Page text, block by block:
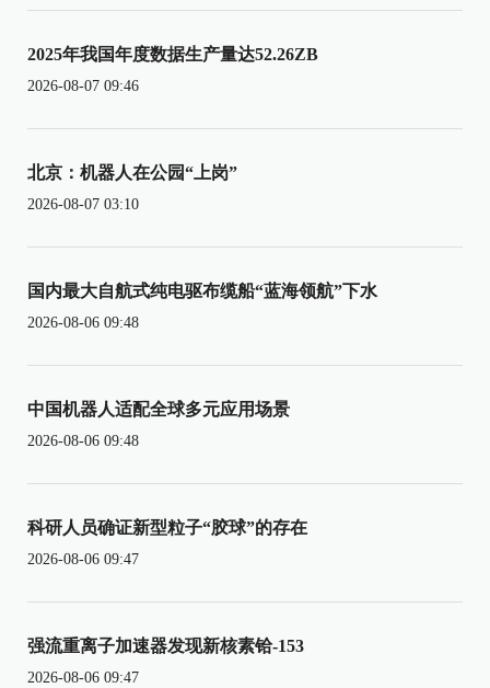
2025年我国年度数据生产量达52.26ZB
2026-08-07 09:46
北京：机器人在公园“上岗”
2026-08-07 03:10
国内最大自航式纯电驱布缆船“蓝海领航”下水
2026-08-06 09:48
中国机器人适配全球多元应用场景
2026-08-06 09:48
科研人员确证新型粒子“胶球”的存在
2026-08-06 09:47
强流重离子加速器发现新核素铪-153
2026-08-06 09:47